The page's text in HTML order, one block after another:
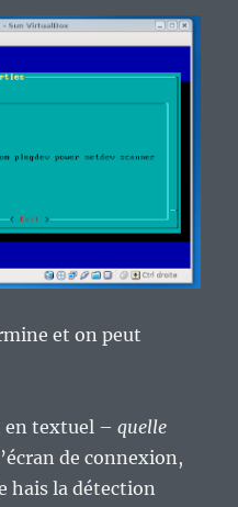
et on peut
en textuel –quelle
de connexion,
hais la détection